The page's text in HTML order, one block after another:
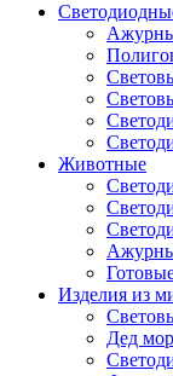
Животные
Изделия из
Дед